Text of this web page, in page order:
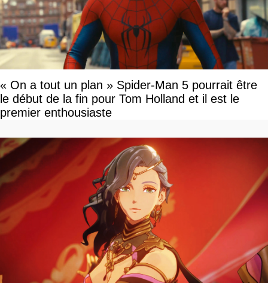
« On a tout un plan » Spider-Man 5 pourrait être
le début de la fin pour Tom Holland et il est le
premier enthousiaste